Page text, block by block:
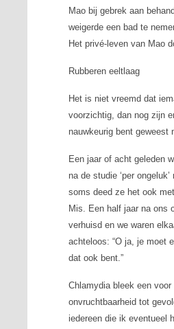
Mao bij gebrek aan
weigerde een bad te
Het privé-leven van Mao
Rubberen eeltlaag
Het is niet vreemd dat
voorzichtig, dan nog zijn
nauwkeurig bent geweest
Een jaar of acht geleden
na de studie ‘per
soms deed ze het ook
Mis. Een half jaar na ons
verhuisd en we waren
achteloos: “O ja, je moet
dat ook bent.”
Chlamydia bleek een
onvruchtbaarheid tot
iedereen die ik eventueel